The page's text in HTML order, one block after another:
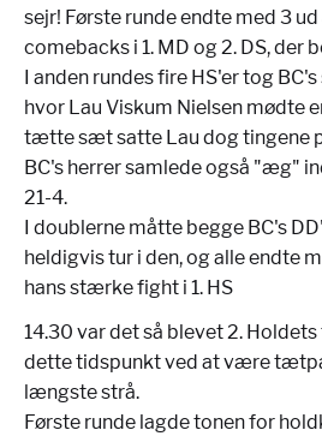
sejr! Første runde endte med 3
comebacks i 1. MD og 2. DS,
I anden rundes fire HS'er tog
hvor Lau Viskum Nielsen mødte
tætte sæt satte Lau dog tingene
BC's herrer samlede også "æg"
21-4.
I doublerne måtte begge BC's
heldigvis tur i den, og alle endte
hans stærke fight i 1. HS
14.30 var det så blevet 2.
dette tidspunkt ved at være
længste strå.
Første runde lagde tonen for